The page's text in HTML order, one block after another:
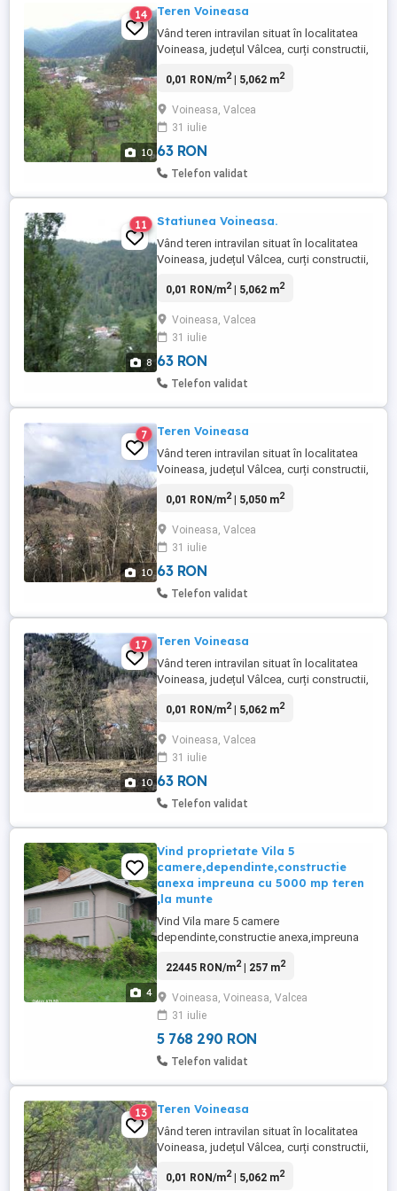
10
14 Teren Voineasa
Vând teren intravilan situat în localitatea
Voineasa, județul Vâlcea, curți constructii,
cabană de lemn (fâneață), ultracentral, în
suprafata totală de 5062 mp, vedere
superbă, pretabil pensiune casă de
vacanță. Front stradal: ...
0,01 RON/m2| 5,062 m2
Voineasa, Valcea
31 iulie
63 RON
Telefon validat
8
11 Statiunea Voineasa.
Vând teren intravilan situat în localitatea
Voineasa, județul Vâlcea, curți constructii,
cabană de lemn (fâneață), ultracentral, în
suprafata totală de 5062 mp, vedere
superbă, pretabil pensiune casă de
vacanță. Front stradal: ...
0,01 RON/m2| 5,062 m2
Voineasa, Valcea
31 iulie
63 RON
Telefon validat
10
7 Teren Voineasa
Vând teren intravilan situat în localitatea
Voineasa, județul Vâlcea, curți constructii,
cabană de lemn (fâneață), ultracentral, în
suprafata totală de 5062 mp, vedere
superbă, pretabil pensiune casă de
vacanță. Front stradal: ...
0,01 RON/m2| 5,050 m2
Voineasa, Valcea
31 iulie
63 RON
Telefon validat
10
17 Teren Voineasa
Vând teren intravilan situat în localitatea
Voineasa, județul Vâlcea, curți constructii,
cabană de lemn (fâneață), ultracentral, în
suprafata totală de 5062 mp, vedere
superbă, pretabil pensiune casă de
vacanță. Front stradal: ...
0,01 RON/m2| 5,062 m2
Voineasa, Valcea
31 iulie
63 RON
Telefon validat
4
Vind proprietate Vila 5
camere,dependinte,constructie
anexa impreuna cu 5000 mp teren
,la munte
Vind Vila mare 5 camere
dependinte,constructie anexa,impreuna
Valcea ,pe Transalpina ,la 20 km.este
km.Statiunea Rinca
22445 RON/m2| 257 m2
Voineasa, Voineasa, Valcea
31 iulie
5 768 290 RON
Telefon validat
13 Teren Voineasa
Vând teren intravilan situat în localitatea
Voineasa, județul Vâlcea, curți constructii,
cabană de lemn (fâneață), ultracentral, în
0,01 RON/m2| 5,062 m2